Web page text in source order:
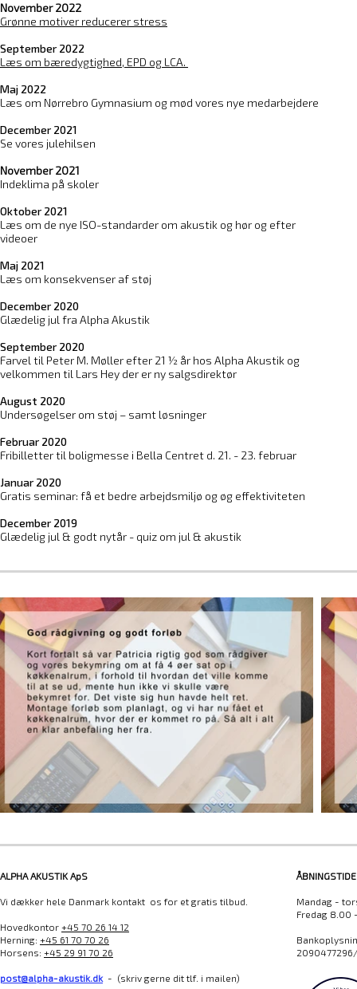
November 2022
Grønne motiver reducerer stress
September 2022
Læs om bæredygtighed, EPD og LCA.
Maj 2022
Læs om Nørrebro Gymnasium og mød vores nye medarbejdere
December 2021
Se vores julehilsen
November 2021
Indeklima på skoler
Oktober 2021
Læs om de nye ISO-standarder om akustik og hør og efter
videoer
Maj 2021
Læs om konsekvenser af støj
December 2020
Glædelig jul fra Alpha Akustik
September 2020
Farvel til Peter M. Møller efter 21 ½ år hos Alpha Akustik og
velkommen til Lars Hey der er ny salgsdirektør
August 2020
Undersøgelser om støj – samt løsninger
Februar 2020
Fribilletter til boligmesse i Bella Centret d. 21. - 23. februar
Januar 2020
Gratis seminar: få et bedre arbejdsmiljø og øg effektiviteten
December 2019
Glædelig jul & godt nytår - quiz om jul & akustik
ALPHA AKUSTIK ApS
Vi dækker hele Danmark kontakt os for et gratis tilbud.
Hovedkontor +45 70 26 14 12
Herning: +45 61 70 70 26
Horsens: +45 29 91 70 26
post@alpha-akustik.dk- (skriv gerne dit tlf. i mailen)
Mandag -
Fredag 8.00